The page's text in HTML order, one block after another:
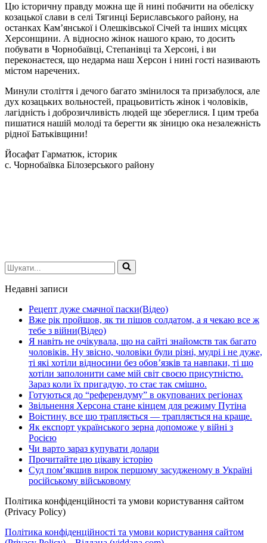
Цю історичну правду можна ще й нині побачити на обеліску
козацької слави в селі Тягинці Бериславського району, на
останках Кам’янської і Олешківської Січей та інших місцях
Херсонщини. А відносно жінок нашого краю, то досить
побувати в Чорнобаївці, Степанівці та Херсоні, і ви
переконаєтеся, що недарма наш Херсон і нині гості називають
містом наречених.
Минули століття і дечого багато змінилося та призабулося, але
дух козацьких вольностей, працьовитість жінок і чоловіків,
лагідність і доброзичливість людей ще збереглися. І цим треба
пишатися нашій молоді та берегти як зіницю ока незалежність
рідної Батьківщини!
Йосафат Гарматюк, історик
с. Чорнобаївка Білозерського району
Шукати...
Недавні записи
Рецепт дуже смачної паски(Відео)
Вже рік пройшов, як ти пішов солдатом, а я чекаю все ж
тебе з війни(Відео)
Я навіть не очікувала, що на сайті знайомств так багато
чоловіків. Ну звісно, чоловіки були різні, мудрі і не дуже,
ті які хотіли відносини без обов’язків та навпаки, ті що
хотіли заполонити саме мій світ своєю присутністю.
Зараз коли їх пригадую, то стає так смішно.
Готуються до “референдуму” в окупованих регіонах
Звільнення Херсона стане кінцем для режиму Путіна
Воістину, все що трапляється — трапляється на краще.
Як експорт українського зерна допоможе у війні з
Росією
Чи варто зараз купувати долари
Прочитайте цю цікаву історію
Суд пом’якшив вирок першому засудженому в Україні
російському військовому
Політика конфіденційності та умови користування сайтом
(Privacy Policy)
Політика конфіденційності та умови користування сайтом